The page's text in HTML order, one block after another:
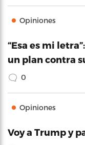
Opiniones
“Esa es mi
un plan contra
0
Opiniones
Voy a Trump y